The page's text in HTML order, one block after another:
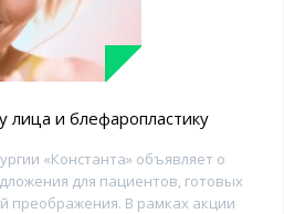
лица и блефаропластику
«Константа» объявляет о
для пациентов, готовых
преображения. В рамках акции